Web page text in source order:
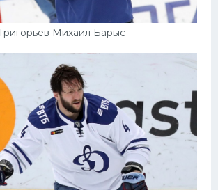
Григорьев Михаил Барыс